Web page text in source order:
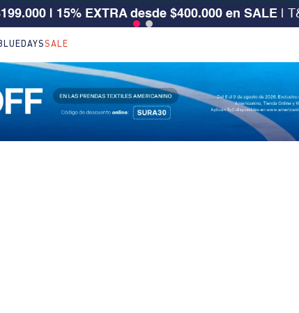
| 15% EXTRA desde $400.000 en SALE |
SALE